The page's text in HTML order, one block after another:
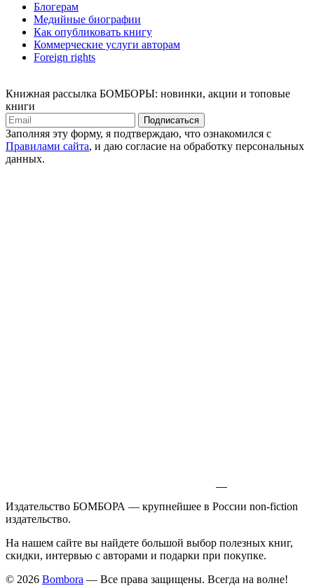
Блогерам
Медийные биографии
Как опубликовать книгу
Коммерческие услуги авторам
Foreign rights
Книжная рассылка БОМБОРЫ: новинки, акции и топовые
книги
Подписаться
Заполняя эту форму, я подтверждаю, что ознакомился с
Правилами сайта, и даю согласие на обработку персональных
данных.
Издательство БОМБОРА — крупнейшее в России non-fiction
издательство.
На нашем сайте вы найдете большой выбор полезных книг,
скидки, интервью с авторами и подарки при покупке.
© 2026 Bombora — Все права защищены. Всегда на волне!